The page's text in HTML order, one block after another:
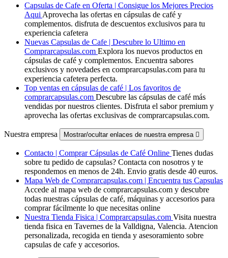
Capsulas de Cafe en Oferta | Consigue los Mejores Precios
Aqui Aprovecha las ofertas en cápsulas de café y
complementos. disfruta de descuentos exclusivos para tu
experiencia cafetera
Nuevas Capsulas de Cafe | Descubre lo Ultimo en
Comprarcapsulas.com Explora los nuevos productos en
cápsulas de café y complementos. Encuentra sabores
exclusivos y novedades en comprarcapsulas.com para tu
experiencia cafetera perfecta.
Top ventas en cápsulas de café | Los favoritos de
comprarcapsulas.com Descubre las cápsulas de café más
vendidas por nuestros clientes. Disfruta el sabor premium y
aprovecha las ofertas exclusivas de comprarcapsulas.com.
Nuestra empresa Mostrar/ocultar enlaces de nuestra empresa 
Contacto | Comprar Cápsulas de Café Online Tienes dudas
sobre tu pedido de capsulas? Contacta con nosotros y te
respondemos en menos de 24h. Envio gratis desde 40 euros.
Mapa Web de Comprarcapsulas.com | Encuentra tus Capsulas
Accede al mapa web de comprarcapsulas.com y descubre
todas nuestras cápsulas de café, máquinas y accesorios para
comprar fácilmente lo que necesitas online
Nuestra Tienda Fisica | Comprarcapsulas.com Visita nuestra
tienda fisica en Tavernes de la Valldigna, Valencia. Atencion
personalizada, recogida en tienda y asesoramiento sobre
capsulas de cafe y accesorios.